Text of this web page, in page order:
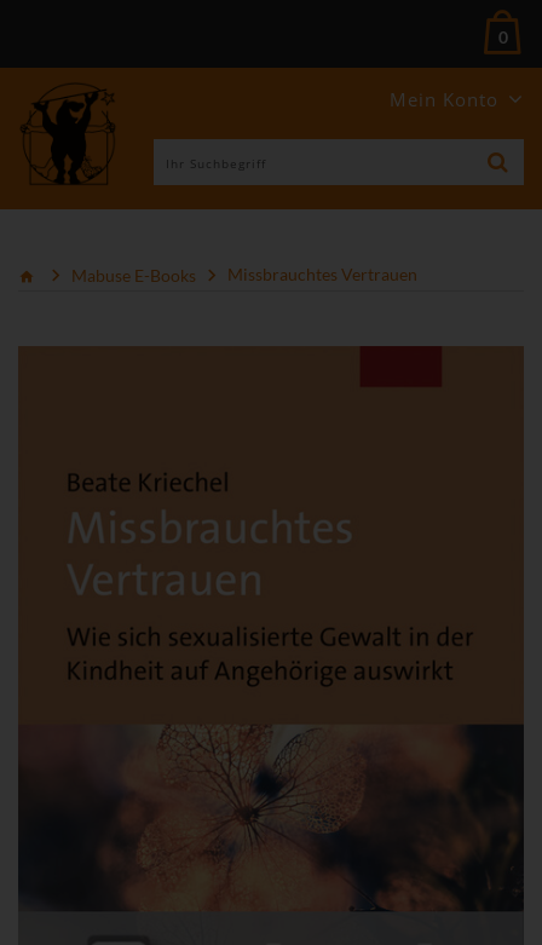
Mein Konto
0
Mabuse E-Books Missbrauchtes Vertrauen